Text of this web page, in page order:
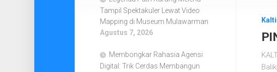
Tampil Spektakuler Lewat Video
Mapping di Museum Mulawarman
Agustus 7, 2026
Membongkar Rahasia Agensi
Digital: Trik Cerdas Membangun